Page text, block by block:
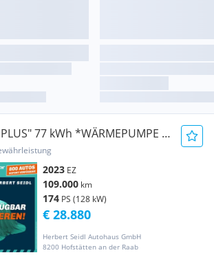
77 kWh *WÄRMEPUMPE /
2023 EZ
109.000 km
174 PS (128 kW)
Herbert Seidl Autohaus GmbH
8200 Hofstätten an der Raab
€ 28.880